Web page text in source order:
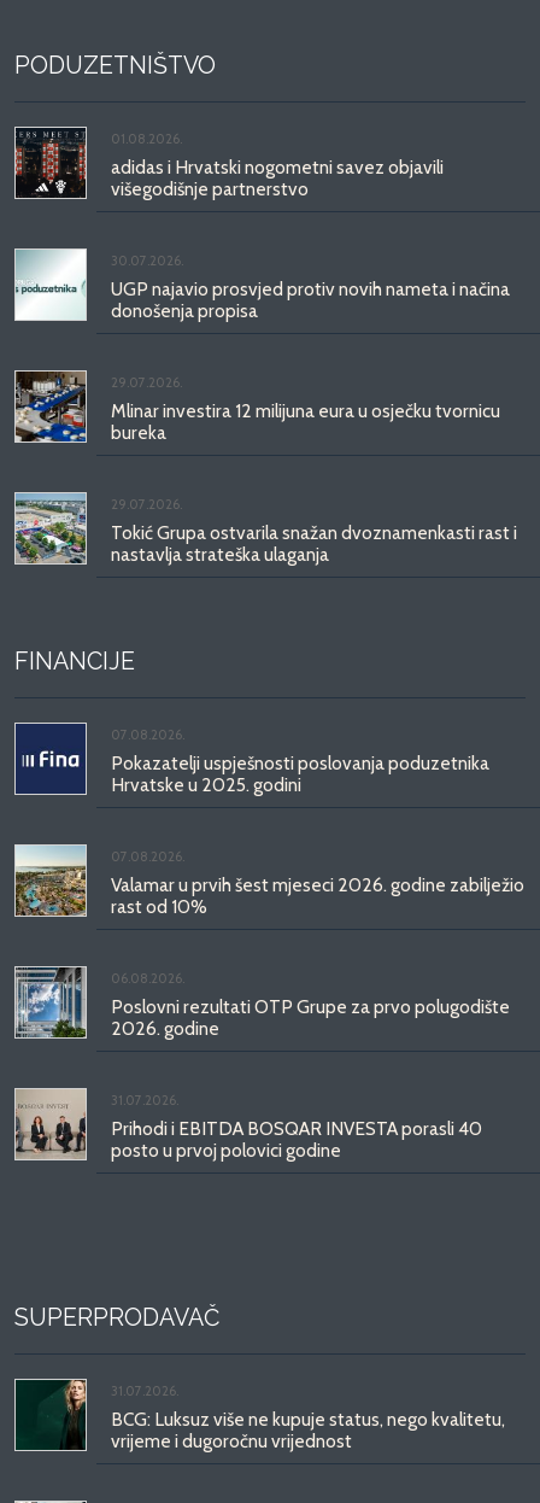
PODUZETNIŠTVO
01.08.2026.
adidas i Hrvatski nogometni savez objavili
višegodišnje partnerstvo
30.07.2026.
UGP najavio prosvjed protiv novih nameta i načina
donošenja propisa
29.07.2026.
Mlinar investira 12 milijuna eura u osječku tvornicu
bureka
29.07.2026.
Tokić Grupa ostvarila snažan dvoznamenkasti rast i
nastavlja strateška ulaganja
FINANCIJE
07.08.2026.
Pokazatelji uspješnosti poslovanja poduzetnika
Hrvatske u 2025. godini
07.08.2026.
Valamar u prvih šest mjeseci 2026. godine zabilježio
rast od 10%
06.08.2026.
Poslovni rezultati OTP Grupe za prvo polugodište
2026. godine
31.07.2026.
Prihodi i EBITDA BOSQAR INVESTA porasli 40
posto u prvoj polovici godine
SUPERPRODAVAČ
31.07.2026.
BCG: Luksuz više ne kupuje status, nego kvalitetu,
vrijeme i dugoročnu vrijednost